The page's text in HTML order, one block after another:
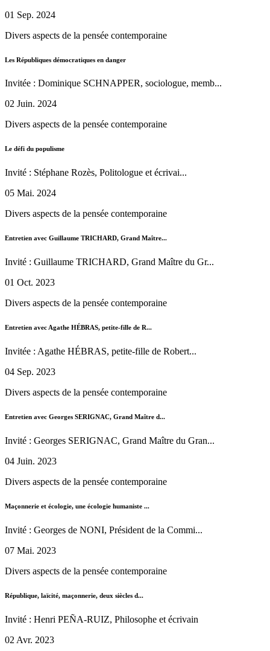
01 Sep. 2024
Divers aspects de la pensée contemporaine
Les Républiques démocratiques en danger
Invitée : Dominique SCHNAPPER, sociologue, memb...
02 Juin. 2024
Divers aspects de la pensée contemporaine
Le défi du populisme
Invité : Stéphane Rozès, Politologue et écrivai...
05 Mai. 2024
Divers aspects de la pensée contemporaine
Entretien avec Guillaume TRICHARD, Grand Maître...
Invité : Guillaume TRICHARD, Grand Maître du Gr...
01 Oct. 2023
Divers aspects de la pensée contemporaine
Entretien avec Agathe HÉBRAS, petite-fille de R...
Invitée : Agathe HÉBRAS, petite-fille de Robert...
04 Sep. 2023
Divers aspects de la pensée contemporaine
Entretien avec Georges SERIGNAC, Grand Maître d...
Invité : Georges SERIGNAC, Grand Maître du Gran...
04 Juin. 2023
Divers aspects de la pensée contemporaine
Maçonnerie et écologie, une écologie humaniste ...
Invité : Georges de NONI, Président de la Commi...
07 Mai. 2023
Divers aspects de la pensée contemporaine
République, laïcité, maçonnerie, deux siècles d...
Invité : Henri PEÑA-RUIZ, Philosophe et écrivain
02 Avr. 2023